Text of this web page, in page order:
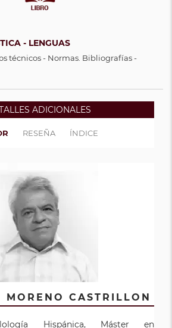
- LENGUAS
técnicos - Normas. Bibliografías -
ADICIONALES
RESEÑA ÍNDICE
MORENO CASTRILLON
Hispánica, Máster en